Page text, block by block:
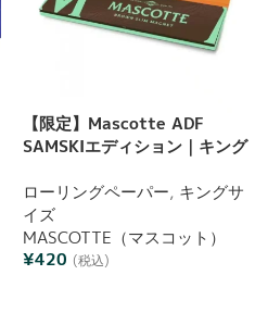
【限定】Mascotte ADF
SAMSKIエディション｜キング
ペーパーコンビパック (各34枚
入り)
ローリングペーパー, キングサ
イズ
MASCOTTE（マスコット）
¥420 (税込)